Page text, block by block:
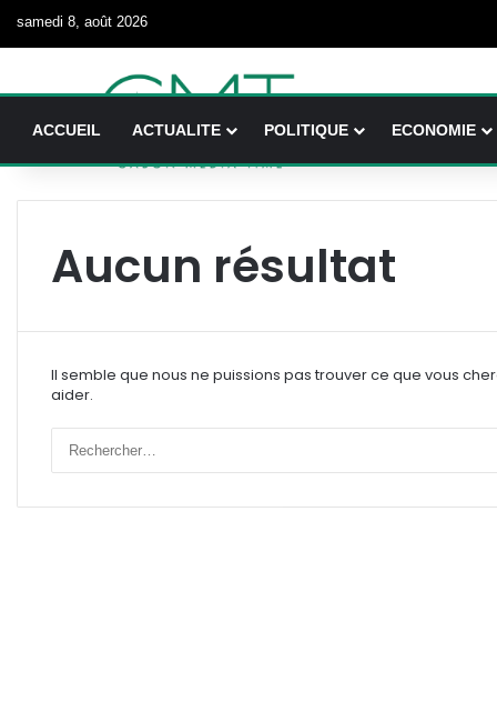
samedi 8, août 2026
ACCUEIL ACTUALITE POLITIQUE ECONOMIE
Aucun résultat
Il semble que nous ne puissions pas trouver ce que vous
aider.